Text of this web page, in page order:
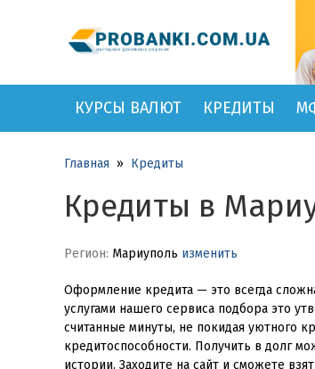
КУРСЫ ВАЛЮТ КРЕДИТЫ
Главная » Кредиты
Кредиты в
Регион: Мариуполь изменить
Оформление кредита — это всегда
услугами нашего сервиса подбора это
считанные минуты, не покидая уютного
кредитоспособности. Получить в долг
истории. Заходите на сайт и сможете